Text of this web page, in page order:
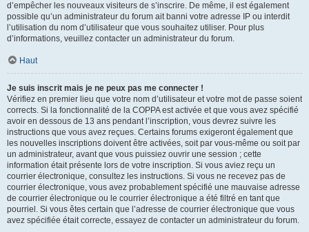
d’empêcher les nouveaux visiteurs de s’inscrire. De même, il est également
possible qu’un administrateur du forum ait banni votre adresse IP ou interdit
l’utilisation du nom d’utilisateur que vous souhaitez utiliser. Pour plus
d’informations, veuillez contacter un administrateur du forum.
Haut
Je suis inscrit mais je ne peux pas me connecter !
Vérifiez en premier lieu que votre nom d’utilisateur et votre mot de passe soient
corrects. Si la fonctionnalité de la COPPA est activée et que vous avez spécifié
avoir en dessous de 13 ans pendant l’inscription, vous devrez suivre les
instructions que vous avez reçues. Certains forums exigeront également que
les nouvelles inscriptions doivent être activées, soit par vous-même ou soit par
un administrateur, avant que vous puissiez ouvrir une session ; cette
information était présente lors de votre inscription. Si vous aviez reçu un
courrier électronique, consultez les instructions. Si vous ne recevez pas de
courrier électronique, vous avez probablement spécifié une mauvaise adresse
de courrier électronique ou le courrier électronique a été filtré en tant que
pourriel. Si vous êtes certain que l’adresse de courrier électronique que vous
avez spécifiée était correcte, essayez de contacter un administrateur du forum.